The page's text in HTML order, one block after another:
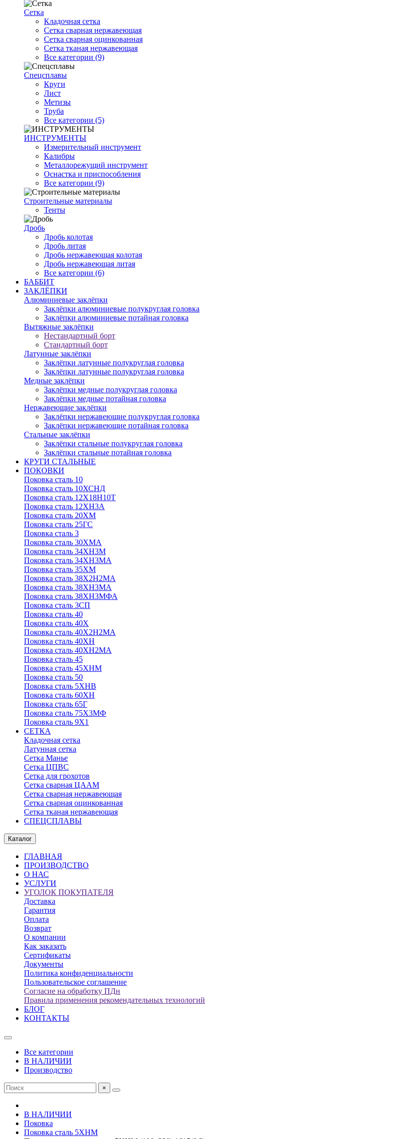
Сетка
Кладочная сетка
Сетка сварная нержавеющая
Сетка сварная оцинкованная
Сетка тканая нержавеющая
Все категории (9)
Спецсплавы
Круги
Лист
Метизы
Труба
Все категории (5)
ИНСТРУМЕНТЫ
Измерительный инструмент
Калибры
Металлорежущий инструмент
Оснастка и приспособления
Все категории (9)
Строительные материалы
Тенты
Дробь
Дробь колотая
Дробь литая
Дробь нержавеющая колотая
Дробь нержавеющая литая
Все категории (6)
БАББИТ
ЗАКЛЁПКИ
Алюминиевые заклёпки
Заклёпки алюминиевые полукруглая головка
Заклёпки алюминиевые потайная головка
Вытяжные заклёпки
Нестандартный борт
Стандартный борт
Латунные заклёпки
Заклёпки латунные полукруглая головка
Заклёпки латунные полукруглая головка
Медные заклёпки
Заклёпки медные полукруглая головка
Заклёпки медные потайная головка
Нержавеющие заклёпки
Заклёпки нержавеющие полукруглая головка
Заклёпки нержавеющие потайная головка
Стальные заклёпки
Заклёпки стальные полукруглая головка
Заклёпки стальные потайная головка
КРУГИ СТАЛЬНЫЕ
ПОКОВКИ
Поковка сталь 10
Поковка сталь 10ХСНД
Поковка сталь 12Х18Н10Т
Поковка сталь 12ХН3А
Поковка сталь 20ХМ
Поковка сталь 25ГС
Поковка сталь 3
Поковка сталь 30ХМА
Поковка сталь 34ХН3М
Поковка сталь 34ХН3МА
Поковка сталь 35ХМ
Поковка сталь 38Х2Н2МА
Поковка сталь 38ХН3МА
Поковка сталь 38ХН3МФА
Поковка сталь 3СП
Поковка сталь 40
Поковка сталь 40Х
Поковка сталь 40Х2Н2МА
Поковка сталь 40ХН
Поковка сталь 40ХН2МА
Поковка сталь 45
Поковка сталь 45ХНМ
Поковка сталь 50
Поковка сталь 5ХНВ
Поковка сталь 60ХН
Поковка сталь 65Г
Поковка сталь 75Х3МФ
Поковка сталь 9Х1
СЕТКА
Кладочная сетка
Латунная сетка
Сетка Манье
Сетка ЦПВС
Сетка для грохотов
Сетка сварная ЦААМ
Сетка сварная нержавеющая
Сетка сварная оцинкованная
Сетка тканая нержавеющая
СПЕЦСПЛАВЫ
Каталог
ГЛАВНАЯ
ПРОИЗВОДСТВО
О НАС
УСЛУГИ
УГОЛОК ПОКУПАТЕЛЯ
Доставка
Гарантия
Оплата
Возврат
О компании
Как заказать
Сертификаты
Документы
Политика конфиденциальности
Пользовательское соглашение
Согласие на обработку ПДн
Правила применения рекомендательных технологий
БЛОГ
КОНТАКТЫ
Все категории
В НАЛИЧИИ
Производство
×
В НАЛИЧИИ
Поковка
Поковка сталь 5ХНМ